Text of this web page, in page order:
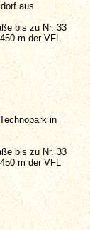
aus
bis zu Nr. 33
m der VFL
in
bis zu Nr. 33
m der VFL